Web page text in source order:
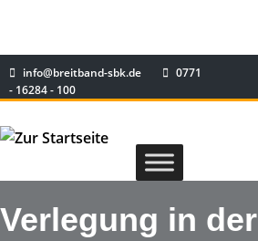
info@breitband-sbk.de
0771
- 16284 - 100
Verlegung in der